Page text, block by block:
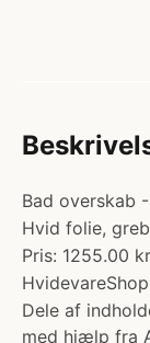
Bad overskab
Hvid folie,
Pris: 1255.00
Dele af
med hjælp fra